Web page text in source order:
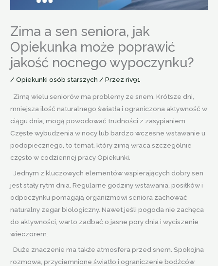
Zima a sen seniora, jak
Opiekunka może poprawić
jakość nocnego wypoczynku?
/Opiekunki osób starszych / Przezriv91
Zimą wielu seniorów ma problemy ze snem. Krótsze dni,
mniejsza ilość naturalnego światła i ograniczona aktywność w
ciągu dnia, mogą powodować trudności z zasypianiem.
Częste wybudzenia w nocy lub bardzo wczesne wstawanie u
podopiecznego, to temat, który zimą wraca szczególnie
często w codziennej pracy Opiekunki.
Jednym z kluczowych elementów wspierających dobry sen
jest stały rytm dnia. Regularne godziny wstawania, posiłków i
odpoczynku pomagają organizmowi seniora zachować
naturalny zegar biologiczny. Nawet jeśli pogoda nie zachęca
do aktywności, warto zadbać o jasne pory dnia i wyciszenie
wieczorem.
Duże znaczenie ma także atmosfera przed snem. Spokojna
rozmowa, przyciemnione światło i ograniczenie bodźców